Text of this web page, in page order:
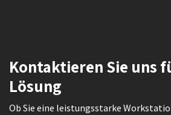
Kontaktieren Sie uns
Lösung
Ob Sie eine leistungsstarke